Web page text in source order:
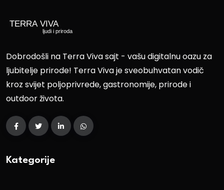
Dobrodošli na Terra Viva sajt - vašu digitalnu oazu za
ljubitelje prirode! Terra Viva je sveobuhvatan vodič
kroz svijet poljoprivrede, gastronomije, prirode i
outdoor života.
Kategorije